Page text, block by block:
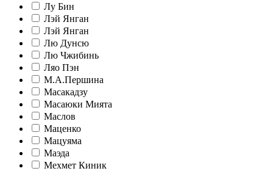
Лу Бин
Лэй Янган
Лэй Янган
Лю Дунсю
Лю Чжибинь
Ляо Пэн
М.А.Першина
Масакадзу
Масаюки Мията
Маслов
Маценко
Мацуяма
Маэда
Мехмет Киник